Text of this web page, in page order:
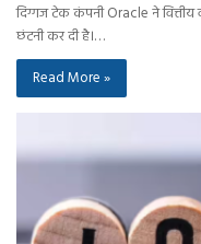
दिग्गज टेक कंपनी Oracle ने वित्तीय
छंटनी कर दी है।…
Read More »